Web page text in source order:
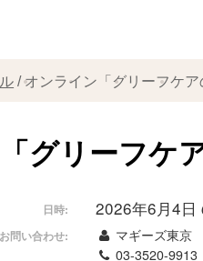
オンライン「グリーフケア
グリーフケ
日時: 2026年6月4日
お問い合わせ:
マギーズ東京
03-3520-9913